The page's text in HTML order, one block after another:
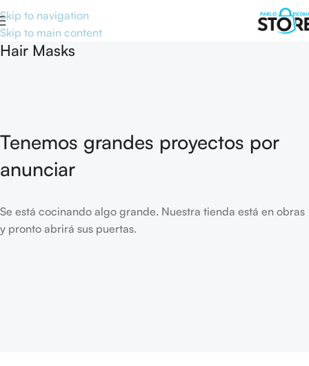
Skip to navigation
Skip to main content
Hair Masks
Tenemos grandes proyectos por
anunciar
Se está cocinando algo grande. Nuestra tienda está en obras
y pronto abrirá sus puertas.